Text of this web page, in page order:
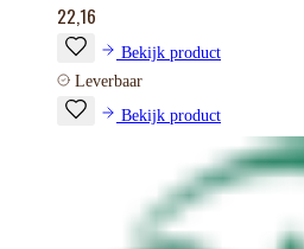
22,16
Bekijk product
Leverbaar
Bekijk product